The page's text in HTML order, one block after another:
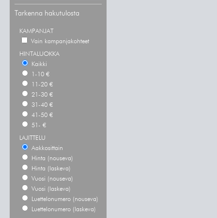
Tarkenna hakutulosta
KAMPANJAT
Vain kampanjakohteet
HINTALUOKKA
Kaikki
1-10 €
11-20 €
21-30 €
31-40 €
41-50 €
51- €
LAJITTELU
Aakkosittain
Hinta (nouseva)
Hinta (laskeva)
Vuosi (nouseva)
Vuosi (laskeva)
Luettelonumero (nouseva)
Luettelonumero (laskeva)